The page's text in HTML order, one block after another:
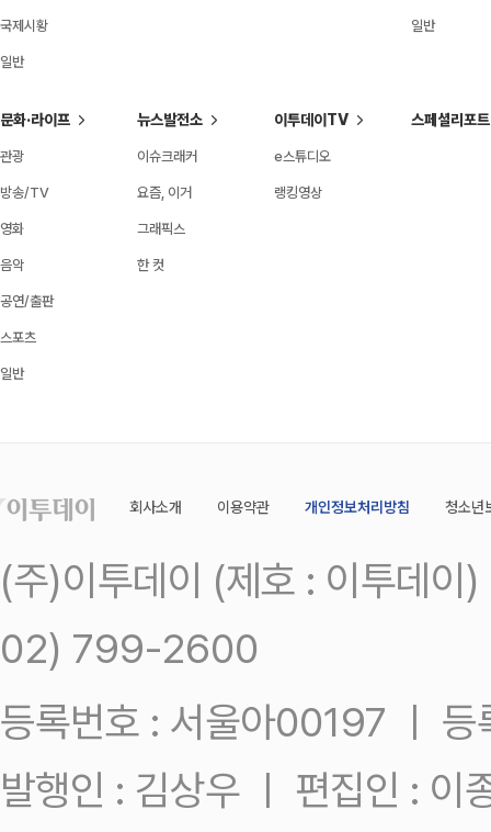
국제시황
일반
일반
문화·라이프
관광
방송/TV
영화
음악
공연/출판
스포츠
일반
뉴스발전소
이슈크래커
요즘, 이거
그래픽스
한 컷
이투데이TV
e스튜디오
랭킹영상
스페셜리포트
회사소개 이용약관 개인정보처리방침 청소년
(주)이투데이 (제호 : 이투데
02) 799-2600
등록번호 : 서울아00197 ㅣ
발행인 : 김상우 ㅣ 편집인 : 이